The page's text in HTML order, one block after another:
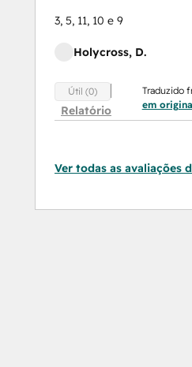
3, 5, 11, 10 e 9
Holycross, D.
Útil (0)
Relatório
Traduzido
em
Ver todas as avaliações